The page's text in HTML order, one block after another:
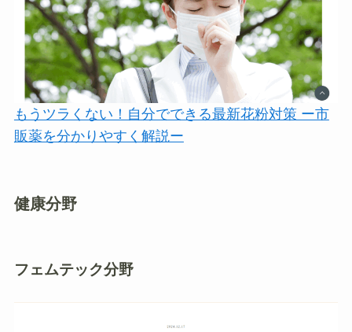
もうツラくない！自分でできる最新花粉対策 ー市
販薬を分かりやすく解説ー
健康分野
フェムテック分野